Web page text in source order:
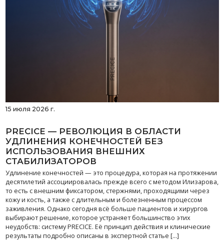
15 июля 2026 г.
PRECICE — РЕВОЛЮЦИЯ В ОБЛАСТИ
УДЛИНЕНИЯ КОНЕЧНОСТЕЙ БЕЗ
ИСПОЛЬЗОВАНИЯ ВНЕШНИХ
СТАБИЛИЗАТОРОВ
Удлинение конечностей — это процедура, которая на протяжении
десятилетий ассоциировалась прежде всего с методом Илизарова,
то есть с внешним фиксатором, стержнями, проходящими через
кожу и кость, а также с длительным и болезненным процессом
заживления. Однако сегодня всё больше пациентов и хирургов
выбирают решение, которое устраняет большинство этих
неудобств: систему PRECICE. Её принцип действия и клинические
результаты подробно описаны в экспертной статье […]